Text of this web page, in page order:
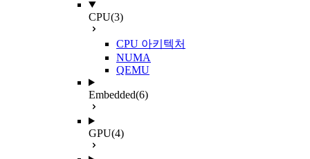
CPU(3)
CPU 아키텍처
NUMA
QEMU
Embedded(6)
GPU(4)